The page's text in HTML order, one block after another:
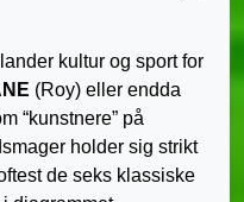
kultur og sport for
(Roy) eller endda
“kunstnere” på
holder sig strikt
de seks klassiske